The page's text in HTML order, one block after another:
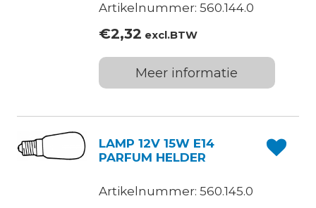
Artikelnummer: 560.144.0
€2,32 excl.BTW
Meer informatie
LAMP 12V 15W E14
PARFUM HELDER
Artikelnummer: 560.145.0